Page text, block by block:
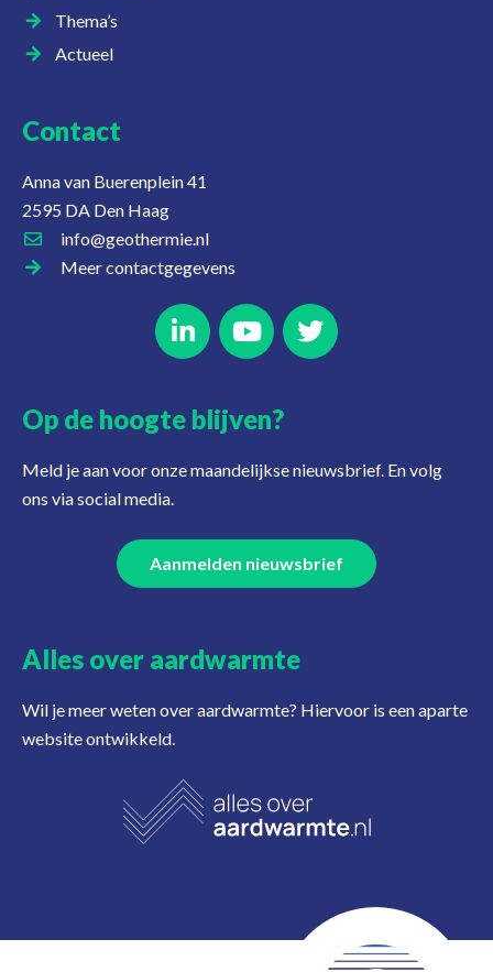
Thema’s
Actueel
Contact
Anna van Buerenplein 41
2595 DA Den Haag
info@geothermie.nl
Meer contactgegevens
Op de hoogte blijven?
Meld je aan voor onze maandelijkse nieuwsbrief. En volg
ons via social media.
Aanmelden nieuwsbrief
Alles over aardwarmte
Wil je meer weten over aardwarmte? Hiervoor is een aparte
website ontwikkeld.